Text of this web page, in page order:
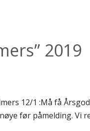
2019
12/1 :Må få
før påmelding. Vi